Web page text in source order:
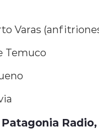
Varas
Temuco
Patagonia